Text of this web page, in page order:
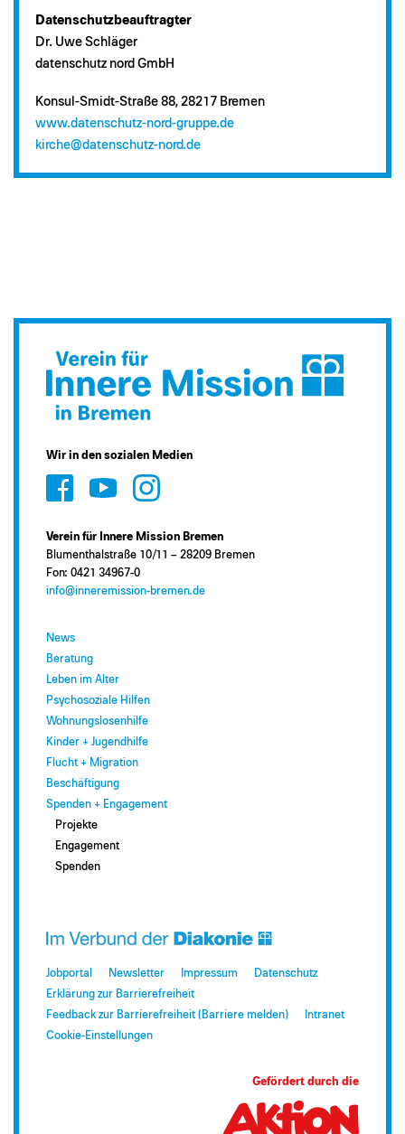
Datenschutzbeauftragter
Dr. Uwe Schläger
datenschutz nord GmbH
Konsul-Smidt-Straße 88, 28217 Bremen
www.datenschutz-nord-gruppe.de
kirche@datenschutz-nord.de
Wir in den sozialen Medien
Verein für Innere Mission Bremen
Blumenthalstraße 10/11 – 28209 Bremen
Fon: 0421 34967-0
info@inneremission-bremen.de
News
Beratung
Leben im Alter
Psychosoziale Hilfen
Wohnungslosenhilfe
Kinder + Jugendhilfe
Flucht + Migration
Beschäftigung
Spenden + Engagement
Projekte
Engagement
Spenden
Jobportal Newsletter Impressum
Datenschutz
Erklärung zur Barrierefreiheit
Feedback zur Barrierefreiheit (Barriere melden)
Intranet
Cookie-Einstellungen
Gefördert durch die